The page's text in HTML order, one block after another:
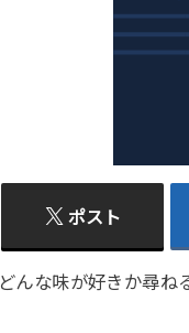
ポスト
どんな味が好きか尋ね